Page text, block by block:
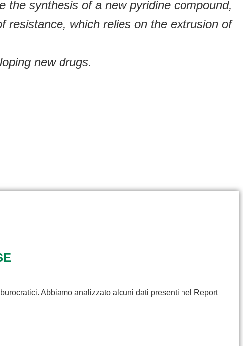
the synthesis of a new pyridine compound,
resistance, which relies on the extrusion of
new drugs.
Abbiamo analizzato alcuni dati presenti nel Report